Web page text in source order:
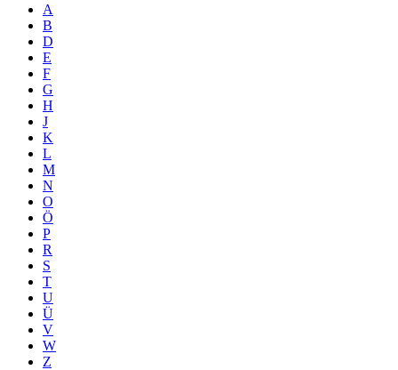
A
B
D
E
F
G
H
J
K
L
M
N
O
Ö
P
R
S
T
U
Ü
V
W
Z